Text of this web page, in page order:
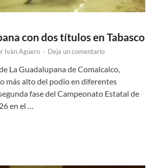
con dos títulos en Tabasco
Iván Agüero - Deja un comentario
La Guadalupana de Comalcalco,
más alto del podio en diferentes
fase del Campeonato Estatal de
en el …